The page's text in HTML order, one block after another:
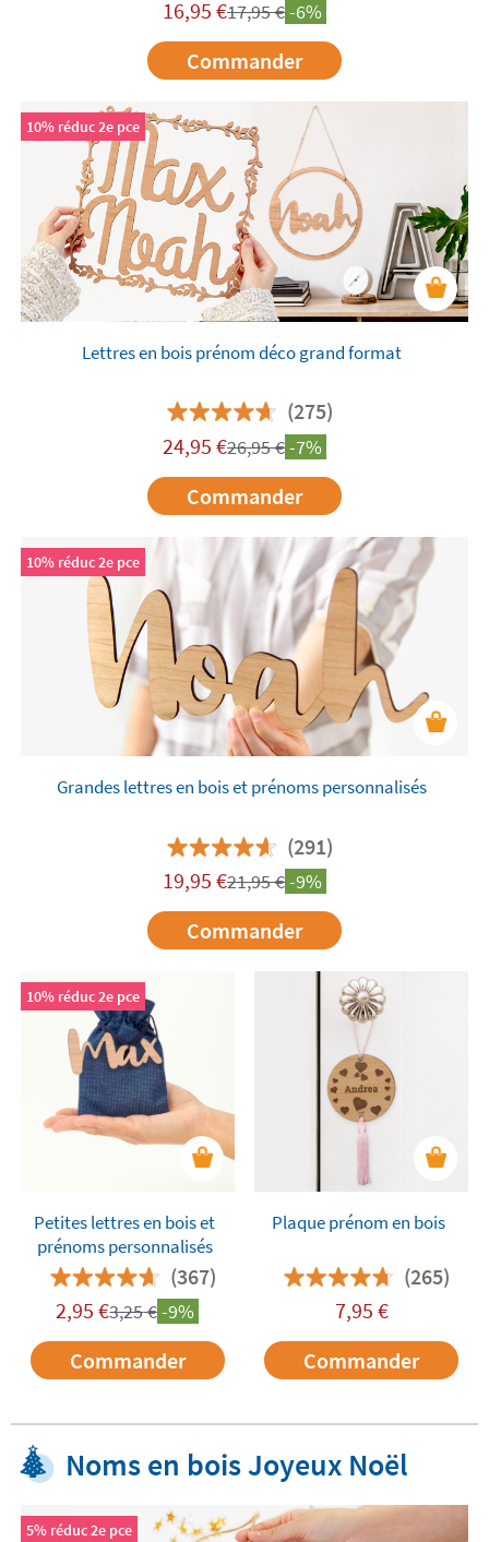
16,95 €17,95€-6%
Commander
10% réduc 2e pce
Lettres en bois prénom déco grand format
(275)
24,95 €26,95€-7%
Commander
10% réduc 2e pce
Grandes lettres en bois et prénoms personnalisés
(291)
19,95 €21,95€-9%
Commander
10% réduc 2e pce
Petites lettres en bois et
prénoms personnalisés
(367)
2,95 €3,25€-9%
Commander
Plaque prénom en bois
(265)
7,95 €
Commander
Noms en bois Joyeux Noël
5% réduc 2e pce